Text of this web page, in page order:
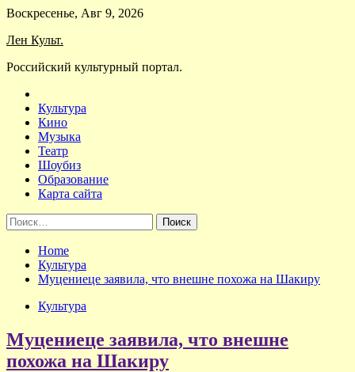
Skip
content
Воскресенье, Авг 9, 2026
Лен Культ.
Российский культурный портал.
Культура
Кино
Музыка
Театр
Шоубиз
Образование
Карта сайта
Найти:
Home
Культура
Муцениеце заявила, что внешне похожа на Шакиру
Культура
Муцениеце заявила, что внешне
похожа на Шакиру